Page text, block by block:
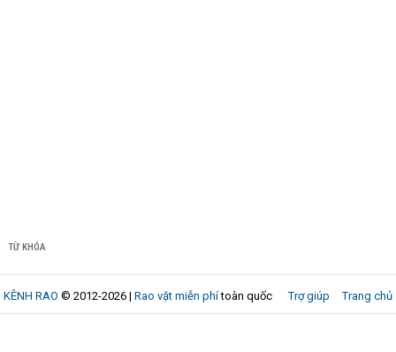
TỪ KHÓA
Trợ giúp Trang chủ
KÊNH RAO © 2012-2026 | Rao vặt miễn phítoàn quốc